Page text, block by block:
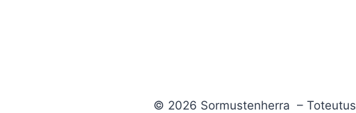
© 2026 Sormustenherra – Toteutus